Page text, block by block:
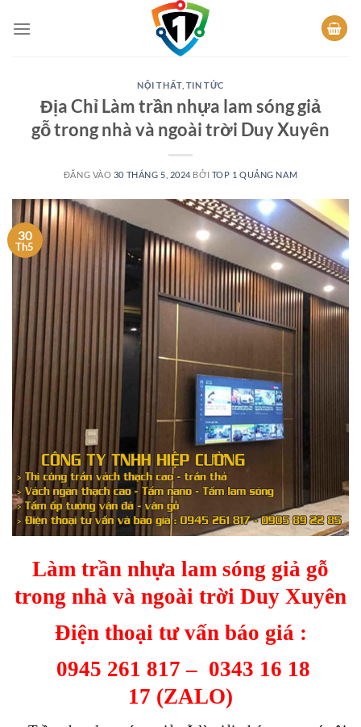
qua
NỘI THẤT, TIN TỨC
Địa Chỉ Làm trần nhựa lam sóng giả
gỗ trong nhà và ngoài trời Duy Xuyên
ĐĂNG VÀO 30 THÁNG 5, 2024 BỞI TOP 1 QUẢNG NAM
30
Th5
Làm trần nhựa lam sóng giả gỗ
trong nhà và ngoài trời Duy Xuyên
Điện thoại tư vấn báo giá :
0945 261 817 – 0343 16 18
17 (ZALO)